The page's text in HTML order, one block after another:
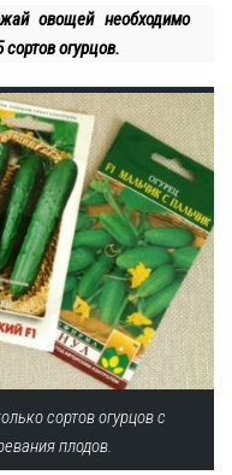
овощей необходимо
огурцов.
сортов огурцов с
плодов.